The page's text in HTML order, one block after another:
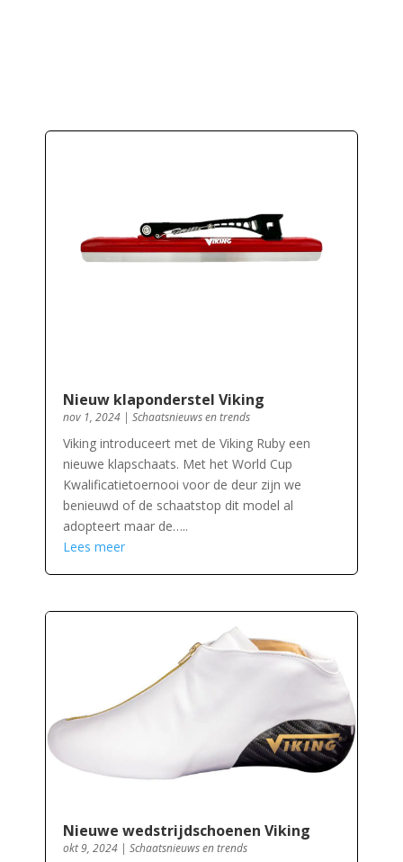
Nieuw klaponderstel Viking
nov 1, 2024| Schaatsnieuws en trends
Viking introduceert met de Viking Ruby een
nieuwe klapschaats. Met het World Cup
Kwalificatietoernooi voor de deur zijn we
benieuwd of de schaatstop dit model al
adopteert maar de…..
Lees meer
Nieuwe wedstrijdschoenen Viking
okt 9, 2024| Schaatsnieuws en trends